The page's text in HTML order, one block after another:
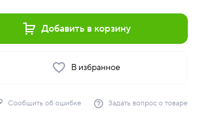
Добавить в корзину
В избранное
Сообщить об ошибке Задать вопрос о товаре